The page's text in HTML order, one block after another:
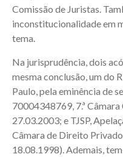
Comissão de Juristas.
inconstitucionalidade em
tema.
Na jurisprudência, dois
mesma conclusão, um do
Paulo, pela eminência de
70004348769, 7.ª
27.03.2003; e TJSP,
Câmara de Direito Privado
18.08.1998). Ademais,